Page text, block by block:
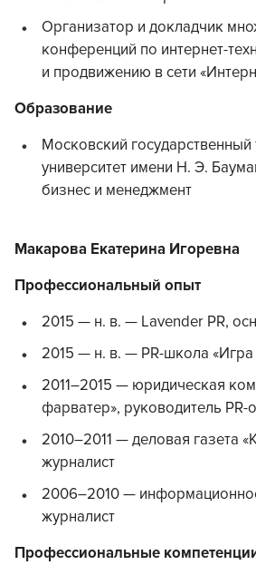
Организатор и докладчик
конференций по интернет-
и продвижению в сети
Образование
Московский государственный
университет имени Н. Э.
бизнес и менеджмент
Макарова Екатерина Игоревна
Профессиональный опыт
2015 — н. в. — Lavender PR,
2015 — н. в. — PR-школа «Игра
2011–2015 — юридическая
фарватер», руководитель PR-
2010–2011 — деловая газета
журналист
2006–2010 —
журналист
Профессиональные